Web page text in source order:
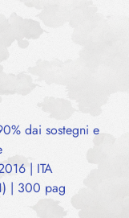
dai sostegni e
| ITA
| 300 pag